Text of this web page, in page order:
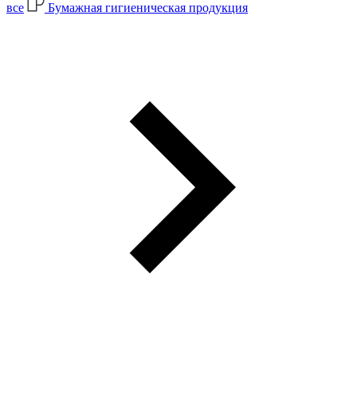
все
Бумажная гигиеническая продукция